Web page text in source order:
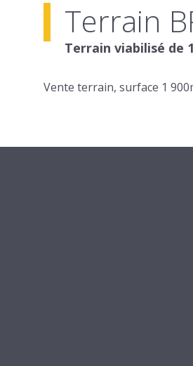
Terrain
Terrain viabilisé de
Vente terrain, surface 1